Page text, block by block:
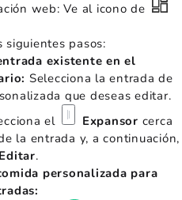
web: Ve al icono de
siguientes pasos:
existente en el
Selecciona la entrada de
que deseas editar.
el
Expansor cerca
la entrada y, a continuación,
Editar.
personalizada para